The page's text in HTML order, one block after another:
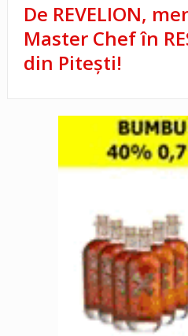
De REVELION,
Master Chef în
din Pitești!